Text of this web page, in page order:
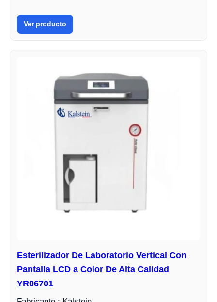
Ver producto
Esterilizador De Laboratorio Vertical Con
Pantalla LCD a Color De Alta Calidad
YR06701